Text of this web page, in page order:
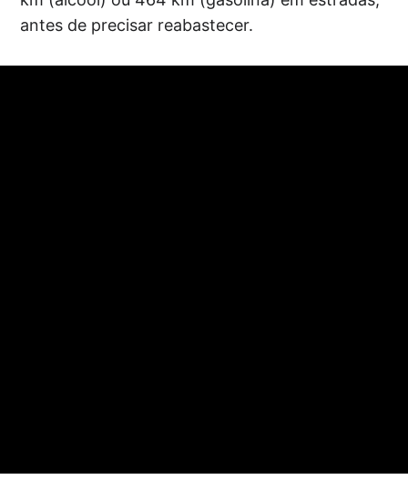
antes de precisar reabastecer.